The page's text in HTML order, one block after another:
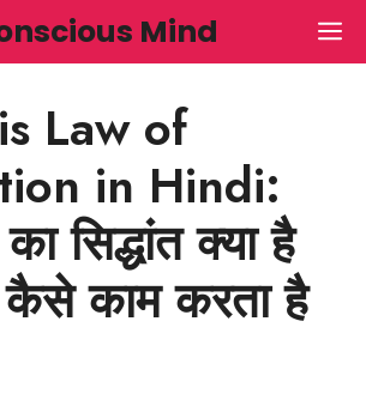
Mind
Law of
in Hindi:
सिद्धांत क्या है
काम करता है